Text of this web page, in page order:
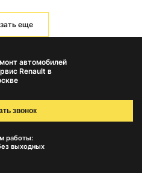
еще
автомобилей
Renault в
работы:
выходных
звонок